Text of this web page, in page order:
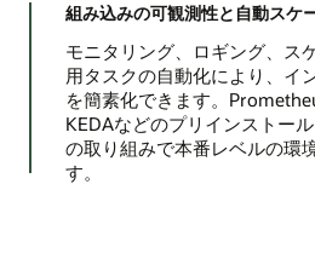
組み込みの可観測性と自動スケ
モニタリング、ロギング、ス
用タスクの自動化により、イ
を簡素化できます。
KEDAなどのプリインストー
の取り組みで本番レベルの環
す。